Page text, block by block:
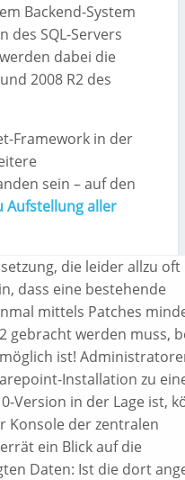
Backend-System
des SQL-Servers
dabei die
2008 R2 des
Framework in der
sein – auf den
Aufstellung aller
die leider allzu oft
dass eine bestehende
mittels Patches
gebracht werden muss,
ist!
Installation zu
Version in der Lage ist,
Konsole der zentralen
ein Blick auf die
Daten: Ist die dort